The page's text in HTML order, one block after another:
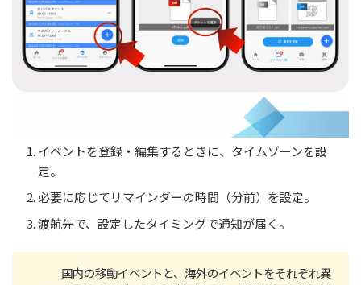
イベントを登録・編集するときに、タイムゾーンを設
定。
必要に応じてリマインダーの時間（分前）を設定。
渡航先で、設定したタイミングで通知が届く。
国内の移動イベントと、海外のイベントをそれぞれ異